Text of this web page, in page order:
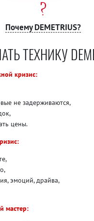
Почему DEMETRIUS?
ТЕХНИКУ
кризис:
не задерживаются,
цены.
эмоций, драйва,
мастер: